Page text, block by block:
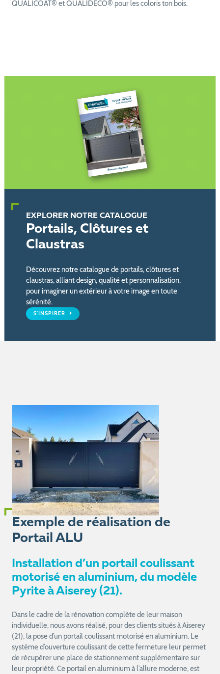
QUALICOAT® et QUALIDECO® pour les coloris ton bois.
EXPLORER NOTRE CATALOGUE
Portails, Clôtures et
Claustras
Découvrez notre catalogue de portails, clôtures et
claustras, alliant design, qualité et personnalisation,
pour imaginer un extérieur à votre image en toute
sérénité.
S'INSPIRER
Exemple de réalisation de
Portail ALU
Installation d’un portail coulissant
motorisé en aluminium, du modèle
Pyrite à Aiserey (21).
Dans le cadre de la rénovation complète de leur maison
individuelle, nous avons réalisé, pour des clients situés à Aiserey
(21), la pose d’un portail coulissant motorisé en aluminium. Le
système d’ouverture coulissant de cette fermeture leur permet
de récupérer une place de stationnement supplémentaire sur
leur propriété. Ce portail en aluminium à l’allure moderne, est